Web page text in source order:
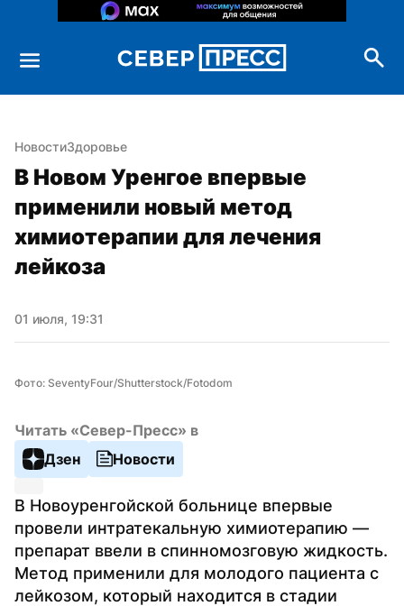
НовостиЗдоровье
В Новом Уренгое впервые
применили новый метод
химиотерапии для лечения
лейкоза
01 июля, 19:31
Фото: SeventyFour/Shutterstock/Fotodom
Читать «Север-Пресс» в
Дзен
Новости
В Новоуренгойской больнице впервые
провели интратекальную химиотерапию —
препарат ввели в спинномозговую жидкость.
Метод применили для молодого пациента с
лейкозом, который находится в стадии